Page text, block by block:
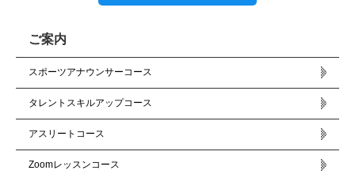
ご案内
スポーツアナウンサーコース
タレントスキルアップコース
アスリートコース
Zoomレッスンコース